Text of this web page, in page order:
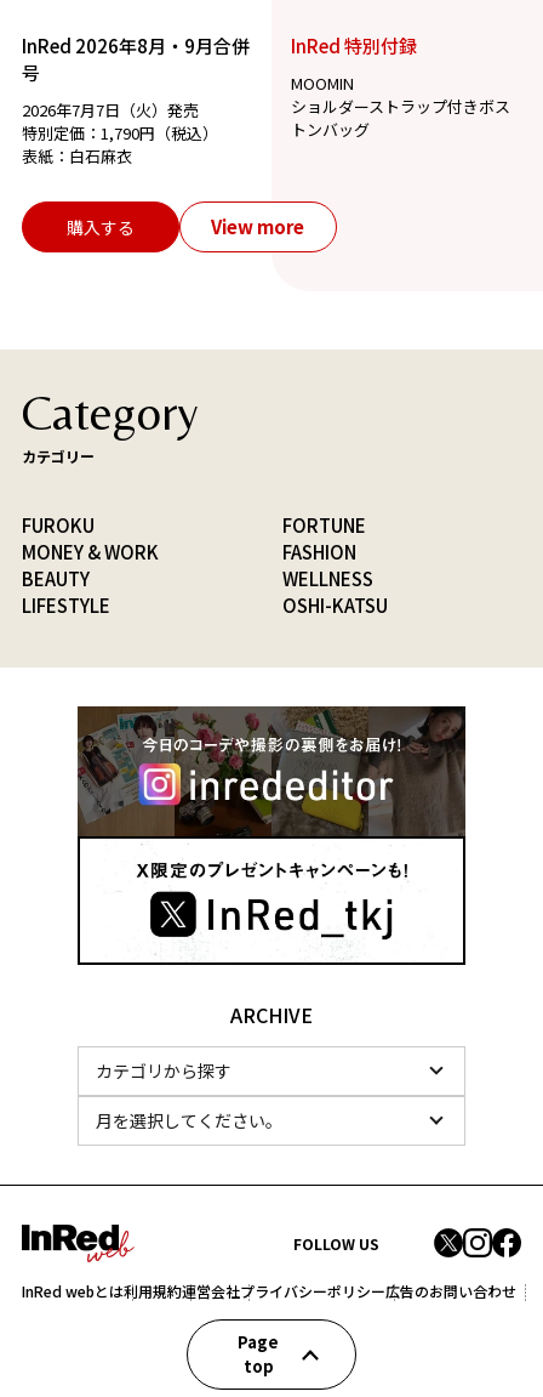
InRed 2026年8月・9月合併
号
2026年7月7日（火）発売
特別定価：1,790円（税込）
表紙：白石麻衣
InRed 特別付録
MOOMIN
ショルダーストラップ付きボス
トンバッグ
購入する View more
Category
カテゴリー
FUROKU
FORTUNE
MONEY & WORK
FASHION
BEAUTY
WELLNESS
LIFESTYLE
OSHI-KATSU
ARCHIVE
FOLLOW US
InRed webとは利用規約運営会社プライバシーポリシー広告のお問い合わせ
Page
top